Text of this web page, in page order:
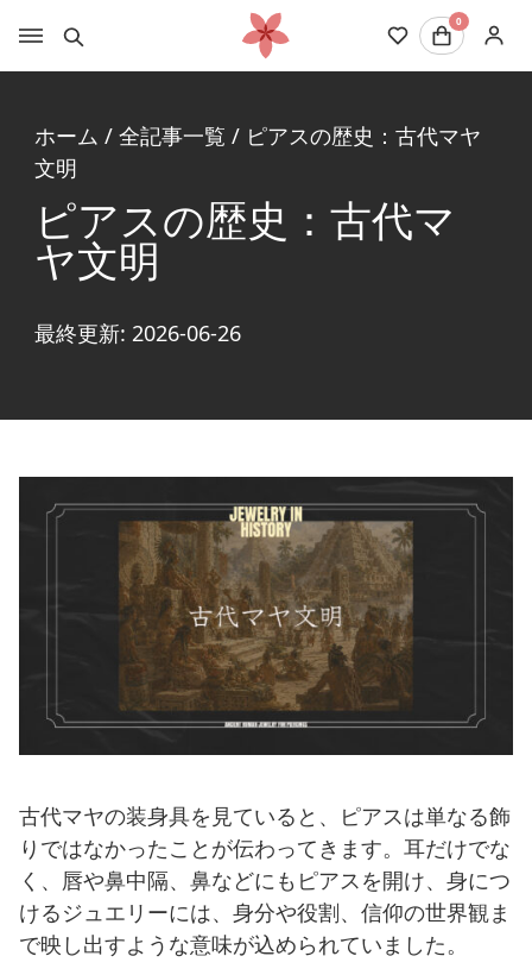
0
ホーム / 全記事一覧 / ピアスの歴史：古代マヤ
文明
ピアスの歴史：古代マ
ヤ文明
最終更新: 2026-06-26
古代マヤの装身具を見ていると、ピアスは単なる飾
りではなかったことが伝わってきます。耳だけでな
く、唇や鼻中隔、鼻などにもピアスを開け、身につ
けるジュエリーには、身分や役割、信仰の世界観ま
で映し出すような意味が込められていました。